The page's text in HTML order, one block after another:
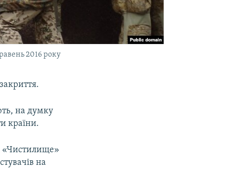
2016 року
на думку
країни.
«Чистилище»
на